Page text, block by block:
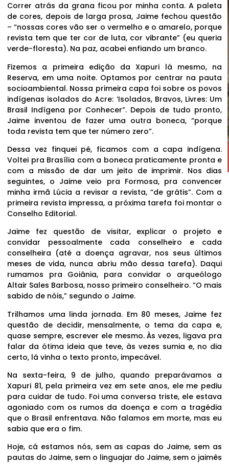
Correr atrás da grana ficou por minha conta. A paleta
de cores, depois de larga prosa, Jaime fechou questão
– “nossas cores vão ser o vermelho e o amarelo, porque
revista tem que ter cor de luta, cor vibrante” (eu queria
verde-floresta). Na paz, acabei enfiando um branco.
Fizemos a primeira edição da Xapuri lá mesmo, na
Reserva, em uma noite. Optamos por centrar na pauta
socioambiental. Nossa primeira capa foi sobre os povos
indígenas isolados do Acre: ‘Isolados, Bravos, Livres: Um
Brasil Indígena por Conhecer”. Depois de tudo pronto,
Jaime inventou de fazer uma outra boneca, “porque
toda revista tem que ter número zero”.
Dessa vez finquei pé, ficamos com a capa indígena.
Voltei pra Brasília com a boneca praticamente pronta e
com a missão de dar um jeito de imprimir. Nos dias
seguintes, o Jaime veio pra Formosa, pra convencer
minha irmã Lúcia a revisar a revista, “de grátis”. Com a
primeira revista impressa, a próxima tarefa foi montar o
Conselho Editorial.
Jaime fez questão de visitar, explicar o projeto e
convidar pessoalmente cada conselheiro e cada
conselheira (até a doença agravar, nos seus últimos
meses de vida, nunca abriu mão dessa tarefa). Daqui
rumamos pra Goiânia, para convidar o arqueólogo
Altair Sales Barbosa, nosso primeiro conselheiro. “O mais
sabido de nóis,” segundo o Jaime.
Trilhamos uma linda jornada. Em 80 meses, Jaime fez
questão de decidir, mensalmente, o tema da capa e,
quase sempre, escrever ele mesmo. Às vezes, ligava pra
falar da ótima ideia que teve, às vezes sumia e, no dia
certo, lá vinha o texto pronto, impecável.
Na sexta-feira, 9 de julho, quando preparávamos a
Xapuri 81, pela primeira vez em sete anos, ele me pediu
para cuidar de tudo. Foi uma conversa triste, ele estava
agoniado com os rumos da doença e com a tragédia
que o Brasil enfrentava. Não falamos em morte, mas eu
sabia que era o fim.
Hoje, cá estamos nós, sem as capas do Jaime, sem as
pautas do Jaime, sem o linguajar do Jaime, sem o jaimês